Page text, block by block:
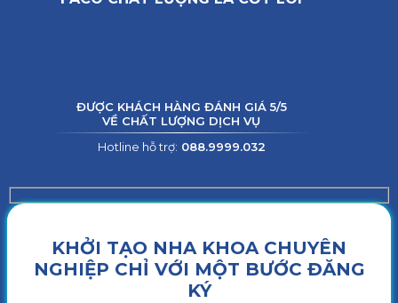
ĐƯỢC KHÁCH HÀNG ĐÁNH GIÁ 5/5
VỀ CHẤT LƯỢNG DỊCH VỤ
Hotline hỗ trợ: 088.9999.032
KHỞI TẠO NHA KHOA CHUYÊN
NGHIỆP CHỈ VỚI MỘT BƯỚC ĐĂNG
KÝ